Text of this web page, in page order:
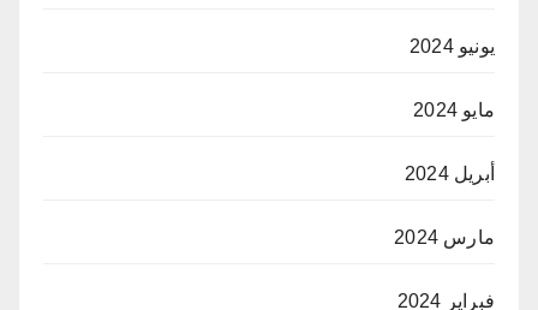
يونيو 2024
مايو 2024
أبريل 2024
مارس 2024
فبراير 2024